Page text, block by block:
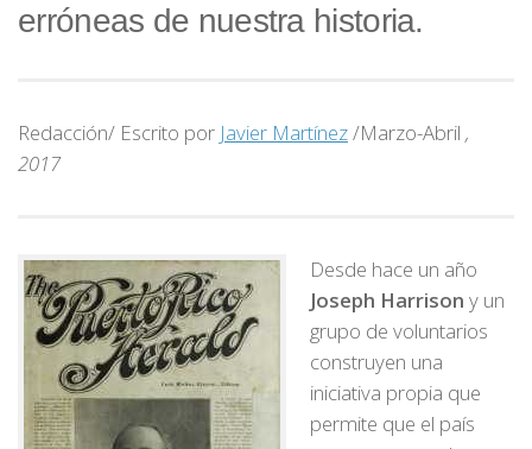
erróneas de nuestra historia.
Redacción/ Escrito por Javier Martínez/Marzo-Abril ,
2017
Desde hace un año
Joseph Harrison y un
grupo de voluntarios
construyen una
iniciativa propia que
permite que el país